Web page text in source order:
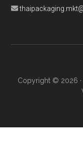
Copyright © 2026 ·